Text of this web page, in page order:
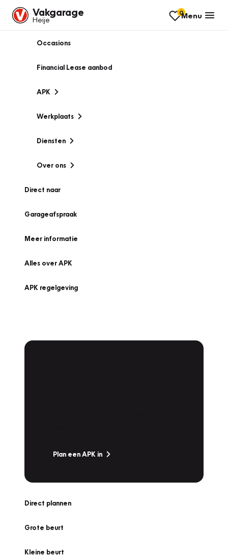
Vakgarage
Heije
0Menu
Occasions
Financial Lease aanbod
APK
Werkplaats
Diensten
Over ons
Direct naar
Garageafspraak
Meer informatie
Alles over APK
APK regelgeving
Plan een APK in
Direct plannen
Grote beurt
Kleine beurt